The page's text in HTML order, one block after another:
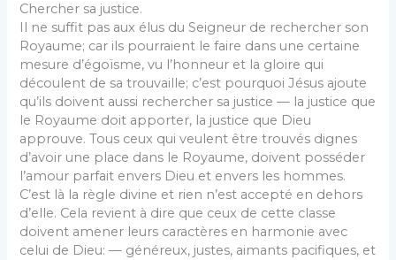
Chercher sa justice.
Il ne suffit pas aux élus du Seigneur de rechercher son
Royaume; car ils pourraient le faire dans une certaine
mesure d’égoïsme, vu l’honneur et la gloire qui
découlent de sa trouvaille; c’est pourquoi Jésus ajoute
qu’ils doivent aussi rechercher sa justice — la justice que
le Royaume doit apporter, la justice que Dieu
approuve. Tous ceux qui veulent être trouvés dignes
d’avoir une place dans le Royaume, doivent posséder
l’amour parfait envers Dieu et envers les hommes.
C’est là la règle divine et rien n’est accepté en dehors
d’elle. Cela revient à dire que ceux de cette classe
doivent amener leurs caractères en harmo­nie avec
celui de Dieu: — généreux, justes, aimants pacifiques, et